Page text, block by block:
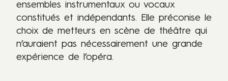
ensembles instrumentaux ou vocaux
constitués et indépendants. Elle préconise le
choix de metteurs en scène de théâtre qui
n’auraient pas nécessairement une grande
expérience de l’opéra.